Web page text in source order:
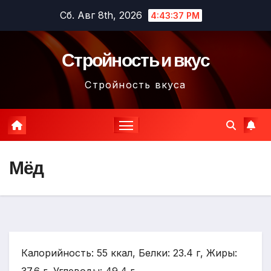
содержимому
Сб. Авг 8th, 2026 4:43:38 PM
Стройность и вкус
Стройность вкуса
Мёд
Калорийность: 55 ккал, Белки: 23.4 г, Жиры: